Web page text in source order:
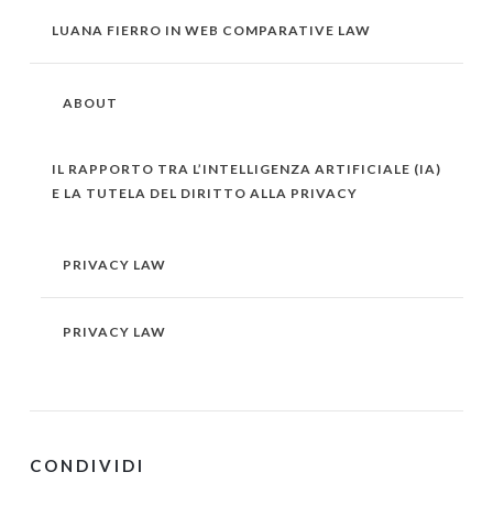
LUANA FIERRO IN WEB COMPARATIVE LAW
ABOUT
IL RAPPORTO TRA L’INTELLIGENZA ARTIFICIALE (IA)
E LA TUTELA DEL DIRITTO ALLA PRIVACY
PRIVACY LAW
PRIVACY LAW
CONDIVIDI